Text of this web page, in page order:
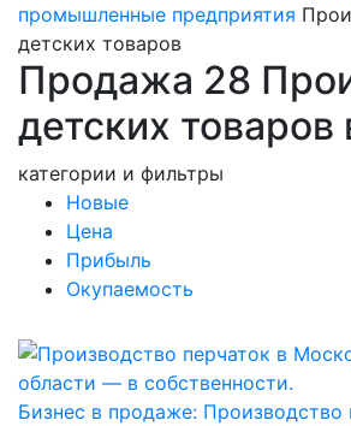
промышленные предприятия
детских товаров
Продажа 28
детских
категории и фильтры
Новые
Цена
Прибыль
Окупаемость
Бизнес в продаже: Производство